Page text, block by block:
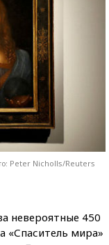
Peter Nicholls/Reuters
невероятные 450
«Спаситель мира»